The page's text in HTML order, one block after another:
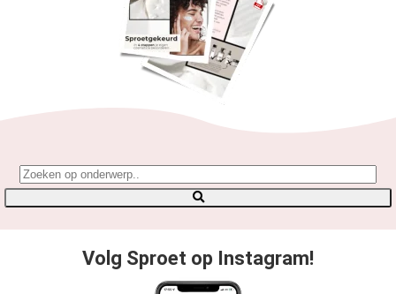
Volg Sproet op Instagram!